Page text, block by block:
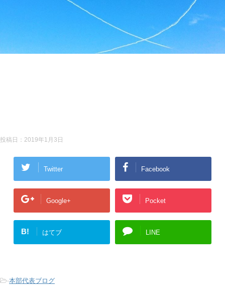
投稿日： 2019年1月3日
Twitter Facebook
Google+ Pocket
B! はてブ LINE
-本部代表ブログ